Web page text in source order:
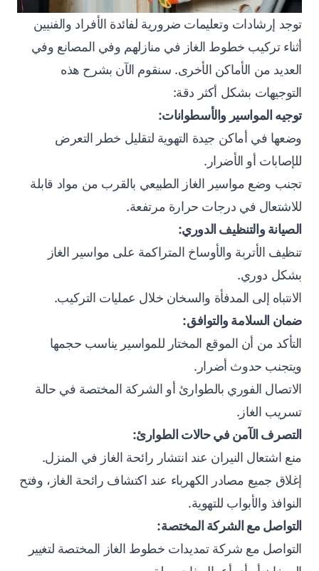
توجد إرشادات وتعليمات ضرورية لفائدة الأفراد والفنيين
أثناء تركيب خطوط الغاز في منازلهم وفي المصانع وفي
العديد من الأماكن الأخرى. سنقوم الآن بشرح هذه
التوجيهات بشكل أكثر دقة:
توجيه المواسير والأسطوانات:
وضعها في أماكن جيدة التهوية لتقليل خطر التعرض
للإصابات أو الأضرار.
تجنب وضع مواسير الغاز الطبيعي بالقرب من مواد قابلة
للاشتعال في درجات حرارة مرتفعة.
الصيانة والتنظيف الدوري:
تنظيف الأتربة والأوساخ المتراكمة على مواسير الغاز
بشكل دوري.
الانتباه إلى المدفأة والسخان خلال عمليات التركيب.
ضمان السلامة والتوافق:
التأكد من أن الموقع المختار للمواسير يناسب حجمها
ويتجنب حدوث أضرار.
الاتصال الفوري بالطوارئ أو الشركة المختصة في حالة
تسريب الغاز.
التصرف الآمن في حالات الطوارئ:
منع اشتعال النيران عند انتشار رائحة الغاز في المنزل.
إغلاق جميع مصادر الكهرباء عند اكتشاف رائحة الغاز، وفتح
النوافذ والأبواب للتهوية.
التواصل مع الشركة المختصة:
التواصل مع شركة تمديدات خطوط الغاز المختصة لتغيير